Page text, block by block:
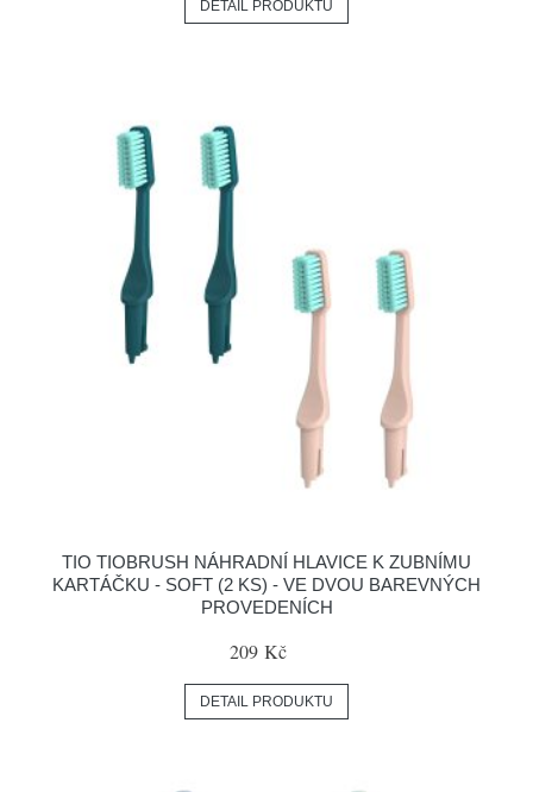
DETAIL PRODUKTU
TIO TIOBRUSH NÁHRADNÍ HLAVICE K ZUBNÍMU
KARTÁČKU - SOFT (2 KS) - VE DVOU BAREVNÝCH
PROVEDENÍCH
209 Kč
DETAIL PRODUKTU